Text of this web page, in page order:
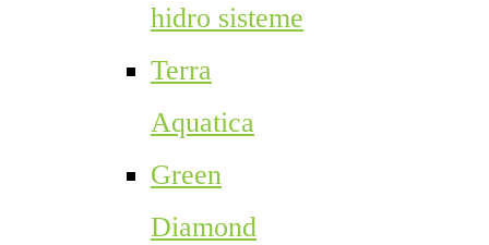
hidro sisteme
Terra
Aquatica
Green
Diamond